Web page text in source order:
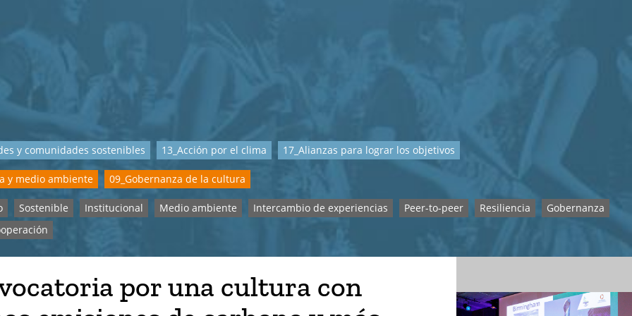
y comunidades sostenibles 13_Acción por el clima 17_Alianzas para lograr los objetivos
y medio ambiente 09_Gobernanza de la cultura
Sostenible Institucional Medio ambiente Intercambio de experiencias Peer-to-peer Resiliencia
Gobernanza
por una cultura con